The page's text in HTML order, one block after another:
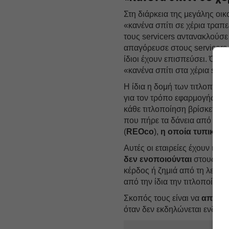
Στη διάρκεια της μεγάλης
«κανένα σπίτι σε χέρια
τους servicers
απαγόρευσε στους servicers
ίδιοι έχουν επισπεύσει.
«κανένα σπίτι στα χέρια
Η ίδια η δομή των
για τον τρόπο εφαρμογής
κάθε τιτλοποίηση
που πήρε τα δάνεια από την
(REOco), η οποία τυπικά
Αυτές οι εταιρείες έχουν
δεν ενοποιούνται στους
κέρδος ή ζημιά από τη
από την ίδια την τιτλοποίηση.
Σκοπός τους είναι να
όταν δεν εκδηλώνεται